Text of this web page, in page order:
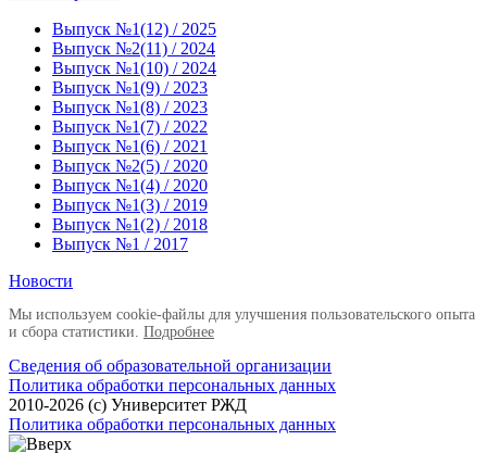
Выпуск №1(12) / 2025
Выпуск №2(11) / 2024
Выпуск №1(10) / 2024
Выпуск №1(9) / 2023
Выпуск №1(8) / 2023
Выпуск №1(7) / 2022
Выпуск №1(6) / 2021
Выпуск №2(5) / 2020
Выпуск №1(4) / 2020
Выпуск №1(3) / 2019
Выпуск №1(2) / 2018
Выпуск №1 / 2017
Новости
Мы используем cookie-файлы для улучшения пользовательского опыта
и сбора статистики. Подробнее
Сведения об образовательной организации
Политика обработки персональных данных
2010-2026 (с) Университет РЖД
Политика обработки персональных данных